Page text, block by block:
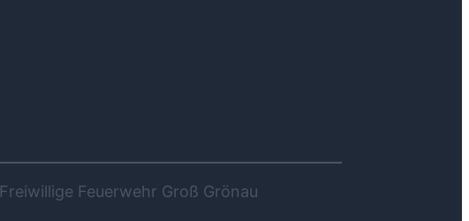
Freiwillige Feuerwehr Groß Grönau